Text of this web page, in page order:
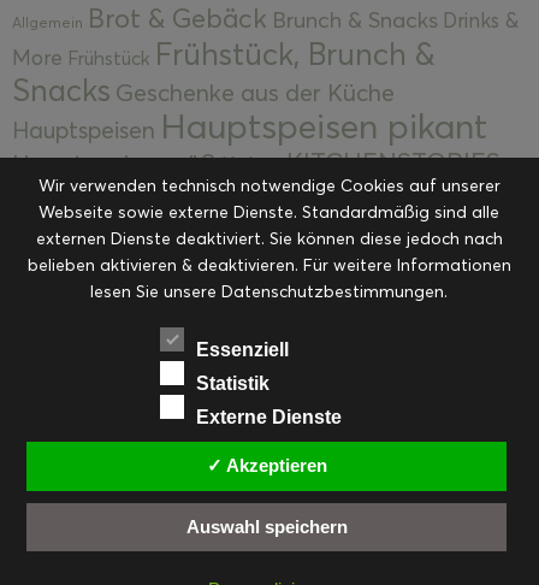
Allgemein Brot & Gebäck Brunch & Snacks Drinks &
More Frühstück Frühstück, Brunch &
Snacks Geschenke aus der Küche
Hauptspeisen Hauptspeisen pikant
Hauptspeisen süßKekseKITCHENSTORIES
Kuchen, Torten & Desserts Kuchen und
Desserts Kulinarik Kulinarische Mitbringsel &
Eingemachtes Ohne Kategorie Ostern Resteküche
RezepteSaisonalSliderStartseite
Suppen, Salate & Vorspeisen
Vorspeisen, Salate & Suppen
Weihnachten Workshops & Events
FACEBOOK PINTEREST
EMAIL
Wir verwenden technisch notwendige Cookies auf unserer
Webseite sowie externe Dienste. Standardmäßig sind alle
externen Dienste deaktiviert. Sie können diese jedoch nach
belieben aktivieren & deaktivieren. Für weitere Informationen
lesen Sie unsere Datenschutzbestimmungen.
Essenziell
Statistik
Externe Dienste
✓ Akzeptieren
Auswahl speichern